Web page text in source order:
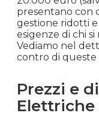
presentano con
gestione ridotti
esigenze di chi
Vediamo nel
contro di queste
Prezzi e
Elettriche